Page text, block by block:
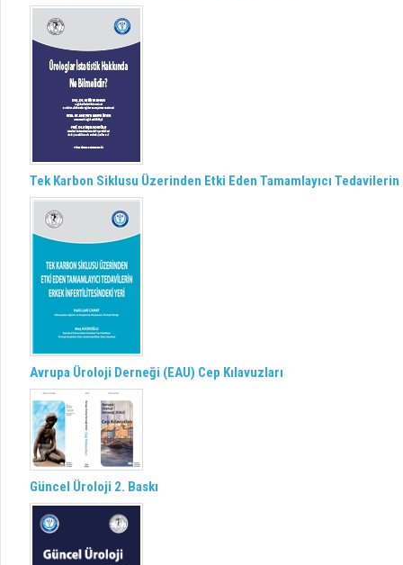
Tek Karbon Siklusu Üzerinden Etki Eden Tamamlayıcı
Avrupa Üroloji Derneği (EAU) Cep Kılavuzları
Güncel Üroloji 2. Baskı